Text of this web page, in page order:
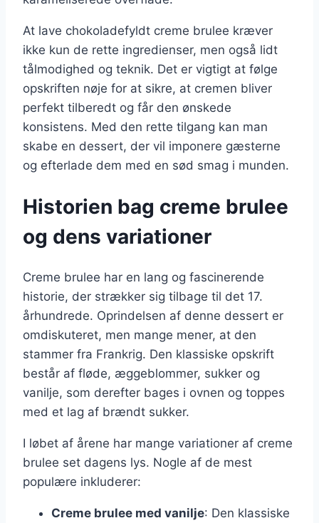
At lave chokoladefyldt creme brulee kræver
ikke kun de rette ingredienser, men også lidt
tålmodighed og teknik. Det er vigtigt at følge
opskriften nøje for at sikre, at cremen bliver
perfekt tilberedt og får den ønskede
konsistens. Med den rette tilgang kan man
skabe en dessert, der vil imponere gæsterne
og efterlade dem med en sød smag i munden.
Historien bag creme brulee
og dens variationer
Creme brulee har en lang og fascinerende
historie, der strækker sig tilbage til det 17.
århundrede. Oprindelsen af denne dessert er
omdiskuteret, men mange mener, at den
stammer fra Frankrig. Den klassiske opskrift
består af fløde, æggeblommer, sukker og
vanilje, som derefter bages i ovnen og toppes
med et lag af brændt sukker.
I løbet af årene har mange variationer af creme
brulee set dagens lys. Nogle af de mest
populære inkluderer:
Creme brulee med vanilje: Den klassiske